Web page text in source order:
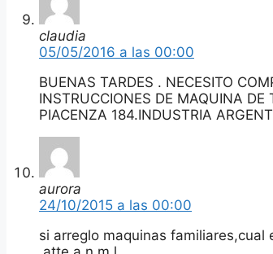
claudia
05/05/2016 a las 00:00
BUENAS TARDES . NECESITO
INSTRUCCIONES DE MAQUINA DE
PIACENZA 184.INDUSTRIA
aurora
24/10/2015 a las 00:00
si arreglo maquinas